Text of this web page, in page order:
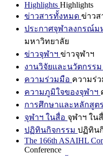
Highlights Highlights
ข่าวสารทั้งหมด ข่าวส
ประกาศจุฬาลงกรณ์ม
มหาวิทยาลัย
ข่าวจุฬาฯ ข่าวจุฬาฯ
งานวิจัยและนวัตกรรม
ความร่วมมือ ความร่
ความภูมิใจของจุฬาฯ
การศึกษาและหลักสูตร
จุฬาฯ ในสื่อ จุฬาฯ ใน
ปฏิทินกิจกรรม ปฏิทิน
The 166th ASAIHL
Conference